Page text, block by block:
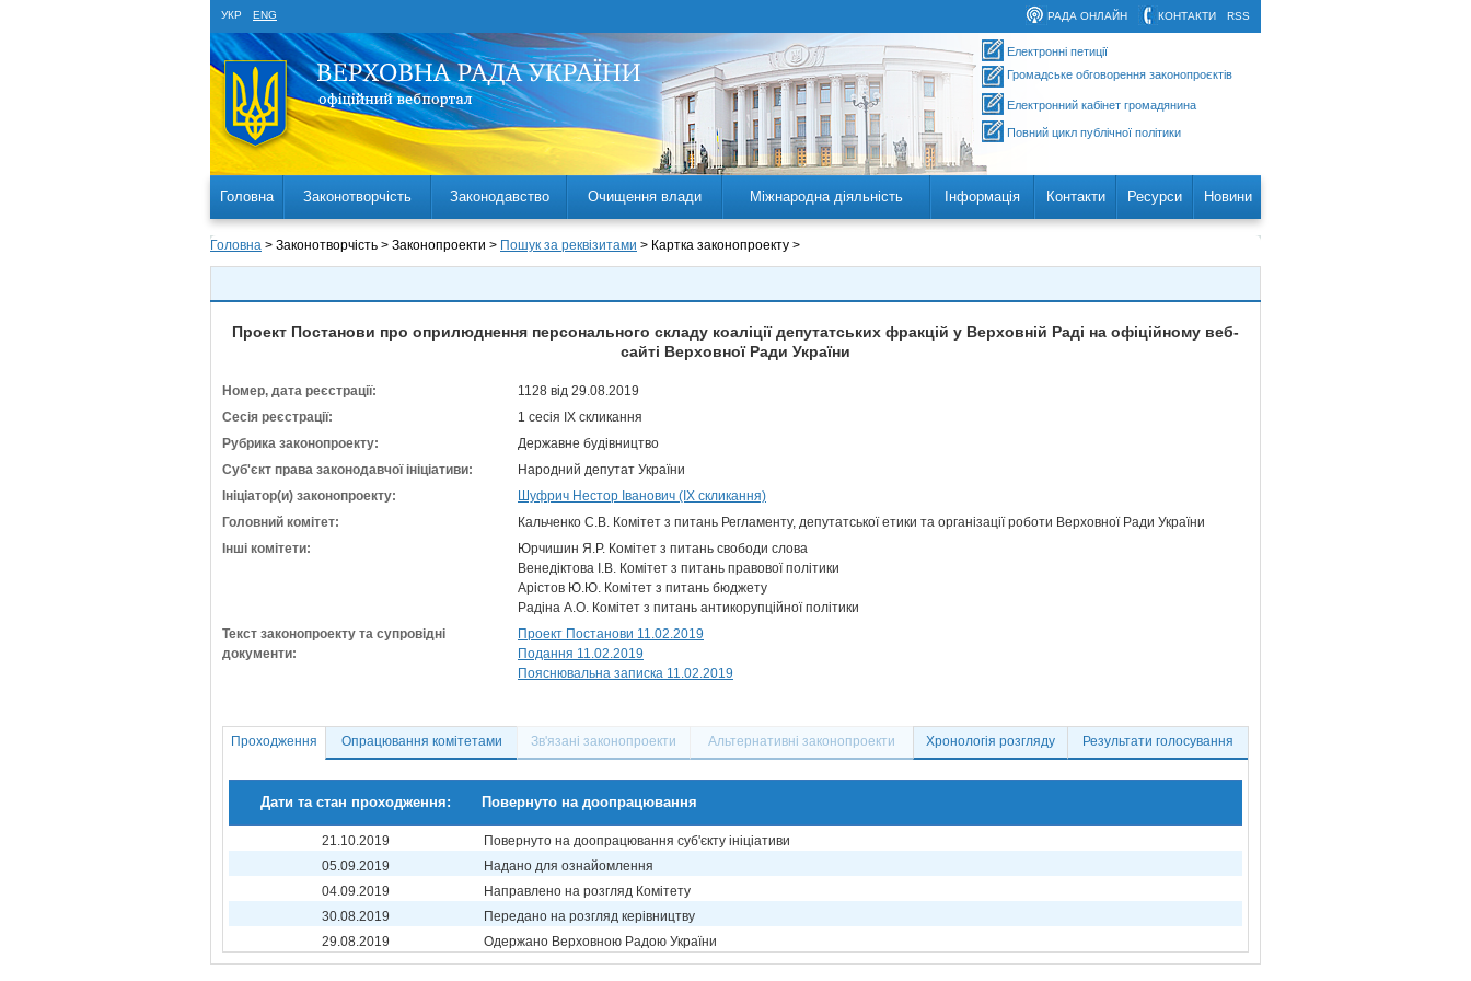
УКР ENG RSS
КОНТАКТИ
РАДА ОНЛАЙН
Електронні петиції
Громадське обговорення законопроєктів
Електронний кабінет громадянина
Повний цикл публічної політики
Головна Законотворчість Законодавство Очищення влади Міжнародна діяльність Інформація Контакти Ресурси Новини
Головна > Законотворчість > Законопроекти > Пошук за реквізитами > Картка законопроекту >
Проект Постанови про оприлюднення персонального складу коаліції депутатських фракцій у Верховній Раді на офіційному веб-
сайті Верховної Ради України
Номер, дата реєстрації:
1128 від 29.08.2019
Сесія реєстрації:
1 сесія IX скликання
Рубрика законопроекту:
Державне будівництво
Суб'єкт права законодавчої ініціативи:
Народний депутат України
Ініціатор(и) законопроекту:
Шуфрич Нестор Іванович (IX скликання)
Головний комітет:
Кальченко С.В. Комітет з питань Регламенту, депутатської етики та організації роботи Верховної Ради України
Інші комітети:
Юрчишин Я.Р. Комітет з питань свободи слова
Венедіктова І.В. Комітет з питань правової політики
Арістов Ю.Ю. Комітет з питань бюджету
Радіна А.О. Комітет з питань антикорупційної політики
Текст законопроекту та супровідні
документи:
Проект Постанови 11.02.2019
Подання 11.02.2019
Пояснювальна записка 11.02.2019
Проходження Опрацювання комітетами Зв'язані законопроекти Альтернативні законопроекти Хронологія розгляду Результати голосування
Дати та стан проходження: Повернуто на доопрацювання
21.10.2019
Повернуто на доопрацювання суб'єкту ініціативи
05.09.2019
Надано для ознайомлення
04.09.2019
Направлено на розгляд Комітету
30.08.2019
Передано на розгляд керівництву
29.08.2019
Одержано Верховною Радою України